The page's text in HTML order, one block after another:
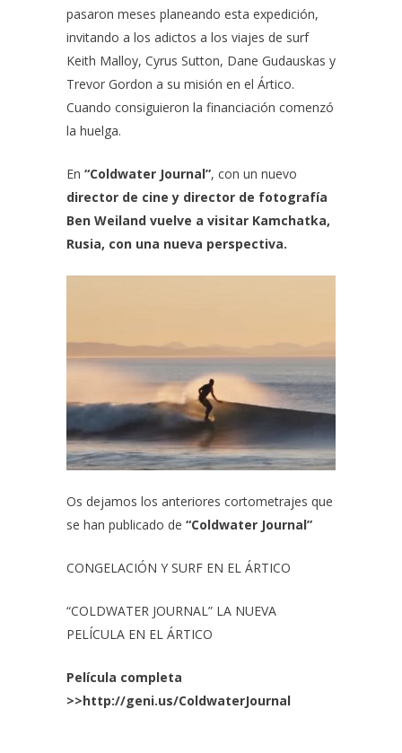
pasaron meses planeando esta expedición,
invitando a los adictos a los viajes de surf
Keith Malloy, Cyrus Sutton, Dane Gudauskas y
Trevor Gordon a su misión en el Ártico.
Cuando consiguieron la financiación comenzó
la huelga.
En “Coldwater Journal”, con un nuevo
director de cine y director de fotografía
Ben Weiland vuelve a visitar Kamchatka,
Rusia, con una nueva perspectiva.
Os dejamos los anteriores cortometrajes que
se han publicado de “Coldwater Journal”
CONGELACIÓN Y SURF EN EL ÁRTICO
“COLDWATER JOURNAL” LA NUEVA
PELÍCULA EN EL ÁRTICO
Película completa
>>http://geni.us/ColdwaterJournal